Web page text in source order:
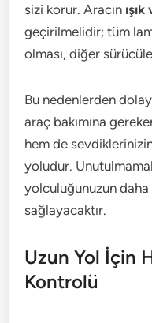
sizi korur. Aracın
geçirilmelidir; tüm
olması, diğer
Bu nedenlerden
araç bakımına
hem de
yoludur.
yolculuğunuzun
sağlayacaktır.
Uzun Yol İçin
Kontrolü